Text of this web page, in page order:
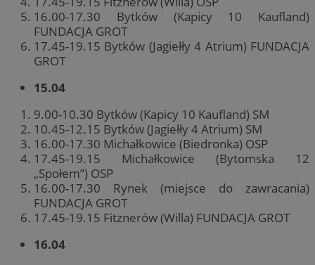
16.00-17.30 Bytków (Kapicy 10 Kaufland)
FUNDACJA GROT
17.45-19.15 Bytków (Jagiełły 4 Atrium) FUNDACJA
GROT
15.04
9.00-10.30 Bytków (Kapicy 10 Kaufland) SM
10.45-12.15 Bytków (Jagiełły 4 Atrium) SM
16.00-17.30 Michałkowice (Biedronka) OSP
17.45-19.15 Michałkowice (Bytomska 12
„Społem”) OSP
16.00-17.30 Rynek (miejsce do zawracania)
FUNDACJA GROT
17.45-19.15 Fitznerów (Willa) FUNDACJA GROT
16.04